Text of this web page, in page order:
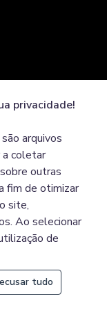
de São Paulo,
- CEP: 01002-020
privacidade!
arquivos
a coletar
outras
fim de otimizar
site,
Ao selecionar
de
tudo